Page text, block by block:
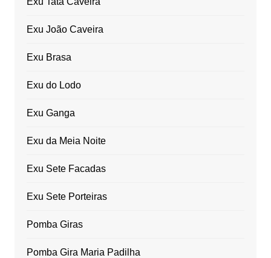
Exu João Caveira
Exu Brasa
Exu do Lodo
Exu Ganga
Exu da Meia Noite
Exu Sete Facadas
Exu Sete Porteiras
Pomba Giras
Pomba Gira Maria Padilha